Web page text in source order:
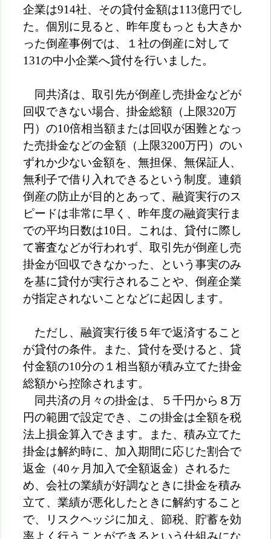
企業は914社、その貸付金額は113億円でし
た。個別に見ると、昨年度もっとも大きか
った倒産事例では、１社の倒産に対して
131の中小企業へ貸付を行いました。
同共済は、取引先が倒産し売掛金などが
回収できない場合、掛金総額（上限320万
円）の10倍相当額または回収が困難となっ
た売掛金などの金額（上限3200万円）のい
ずれか少ない金額を、無担保、無保証人、
無利子で借り入れできるという制度。連鎖
倒産の防止が目的とあって、融資実行のス
ピードは非常に早く、昨年度の融資実行ま
での平均日数は10日。これは、貸付に際し
て審査などが行われず、取引先が倒産し売
掛金が回収できなかった、という事実のみ
を基に貸付が実行されることや、倒産企業
が指定されないことなどに起因します。
ただし、融資実行後５年で返済すること
が貸付の条件。また、貸付を受けると、貸
付金額の10分の１相当額が積み立てた掛金
総額から控除されます。
同共済の月々の掛金は、５千円から８万
円の範囲で設定でき、この掛金は全額を税
法上損金算入できます。また、積み立てた
掛金は解約時に、加入期間に応じた割合で
返金（40ヶ月加入で全額返金）されるた
め、会社の業績が好調なときに掛金を積み
立て、業績が悪化したときに解約すること
で、リスクヘッジに加え、節税、貯蓄を効